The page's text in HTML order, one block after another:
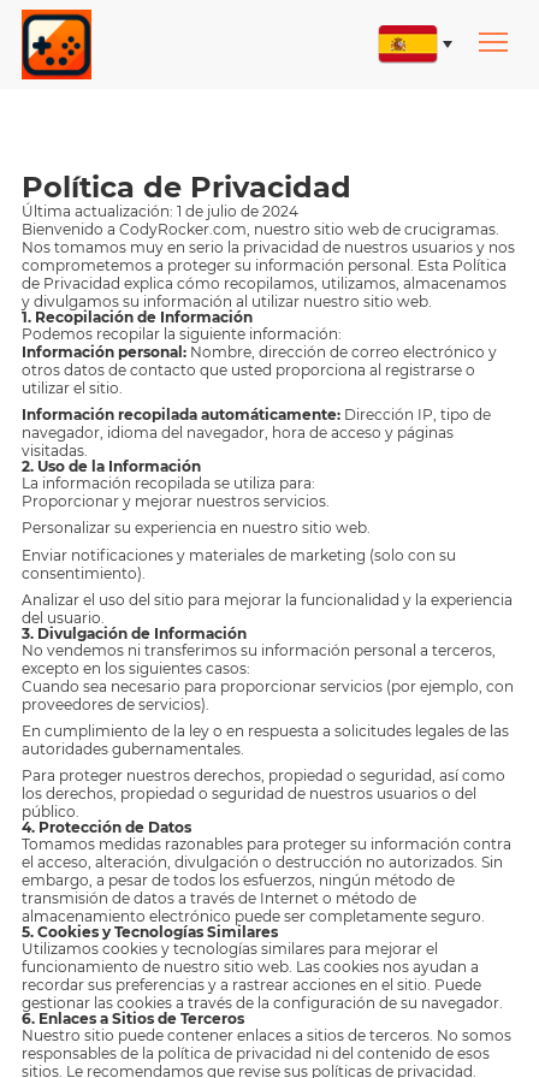
Política de Privacidad
Última actualización: 1 de julio de 2024
Bienvenido a CodyRocker.com, nuestro sitio web de crucigramas.
Nos tomamos muy en serio la privacidad de nuestros usuarios y nos
comprometemos a proteger su información personal. Esta Política
de Privacidad explica cómo recopilamos, utilizamos, almacenamos
y divulgamos su información al utilizar nuestro sitio web.
1. Recopilación de Información
Podemos recopilar la siguiente información:
Información personal: Nombre, dirección de correo electrónico y
otros datos de contacto que usted proporciona al registrarse o
utilizar el sitio.
Información recopilada automáticamente: Dirección IP, tipo de
navegador, idioma del navegador, hora de acceso y páginas
visitadas.
2. Uso de la Información
La información recopilada se utiliza para:
Proporcionar y mejorar nuestros servicios.
Personalizar su experiencia en nuestro sitio web.
Enviar notificaciones y materiales de marketing (solo con su
consentimiento).
Analizar el uso del sitio para mejorar la funcionalidad y la experiencia
del usuario.
3. Divulgación de Información
No vendemos ni transferimos su información personal a terceros,
excepto en los siguientes casos:
Cuando sea necesario para proporcionar servicios (por ejemplo, con
proveedores de servicios).
En cumplimiento de la ley o en respuesta a solicitudes legales de las
autoridades gubernamentales.
Para proteger nuestros derechos, propiedad o seguridad, así como
los derechos, propiedad o seguridad de nuestros usuarios o del
público.
4. Protección de Datos
Tomamos medidas razonables para proteger su información contra
el acceso, alteración, divulgación o destrucción no autorizados. Sin
embargo, a pesar de todos los esfuerzos, ningún método de
transmisión de datos a través de Internet o método de
almacenamiento electrónico puede ser completamente seguro.
5. Cookies y Tecnologías Similares
Utilizamos cookies y tecnologías similares para mejorar el
funcionamiento de nuestro sitio web. Las cookies nos ayudan a
recordar sus preferencias y a rastrear acciones en el sitio. Puede
gestionar las cookies a través de la configuración de su navegador.
6. Enlaces a Sitios de Terceros
Nuestro sitio puede contener enlaces a sitios de terceros. No somos
responsables de la política de privacidad ni del contenido de esos
sitios. Le recomendamos que revise sus políticas de privacidad.